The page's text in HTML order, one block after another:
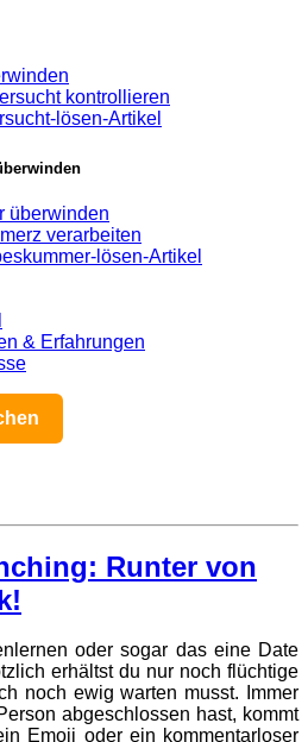
kontrollieren
lösen-Artikel
überwinden
verarbeiten
lösen-Artikel
& Erfahrungen
Runter von
oder sogar das eine Date
erhältst du nur noch flüchtige
noch ewig warten musst. Immer
abgeschlossen hast, kommt
Emoji oder ein kommentarloser